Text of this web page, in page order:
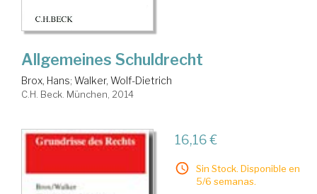
Allgemeines Schuldrecht
Brox, Hans; Walker, Wolf-Dietrich
C.H. Beck. München, 2014
16,16 €
Sin Stock. Disponible en
5/6 semanas.